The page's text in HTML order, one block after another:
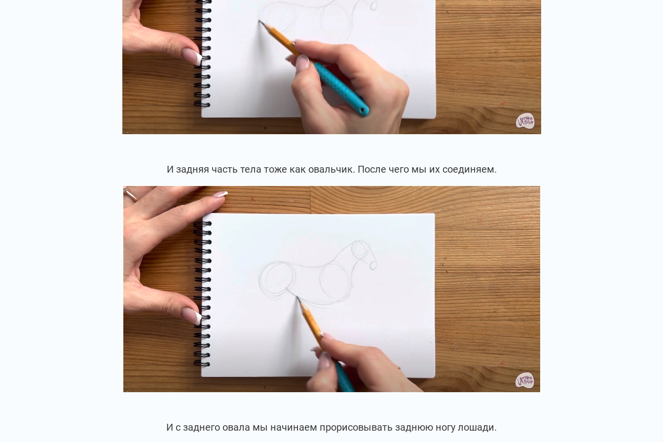
И задняя часть тела тоже как овальчик. После чего мы их соединяем.
И с заднего овала мы начинаем прорисовывать заднюю ногу лошади.